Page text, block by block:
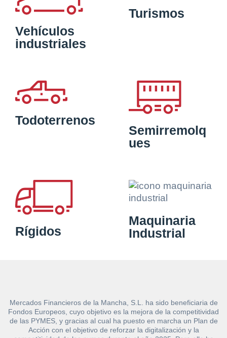
Vehículos
industriales
Turismos
Todoterrenos
Semirremolq
ues
Rígidos
Maquinaria
Industrial
Mercados Financieros de la Mancha, S.L. ha sido beneficiaria de
Fondos Europeos, cuyo objetivo es la mejora de la competitividad
de las PYMES, y gracias al cual ha puesto en marcha un Plan de
Acción con el objetivo de reforzar la digitalización y la